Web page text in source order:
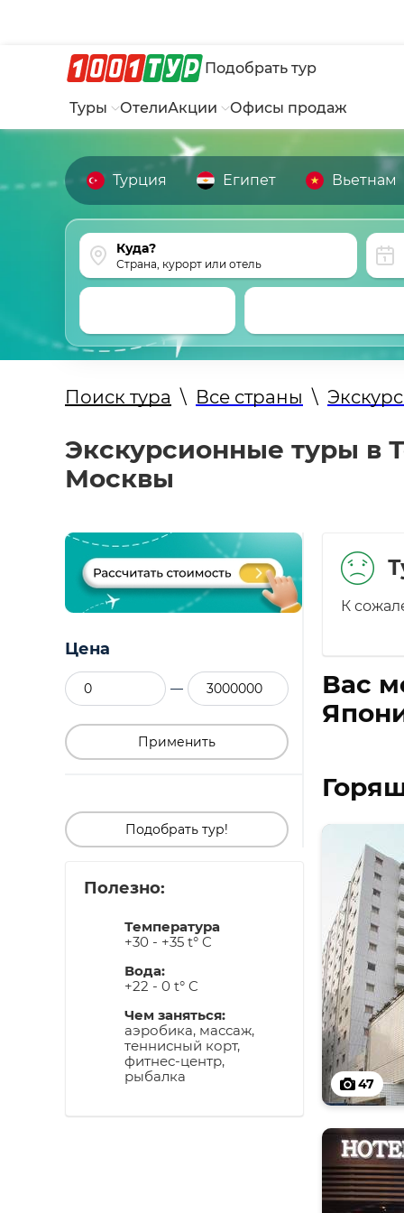
Подобрать тур
Туры ОтелиАкции Офисы продаж
Турция Египет Вьетнам
Страна, курорт или отель
Поиск тура \ Все страны \
Экскурсионные туры в
Москвы
Цена
—
Применить
Подобрать тур!
Полезно:
Температура
+30 - +35 t° C
Вода:
+22 - 0 t° C
Чем заняться:
аэробика, массаж,
теннисный корт,
фитнес-центр,
рыбалка
К
Вас
47